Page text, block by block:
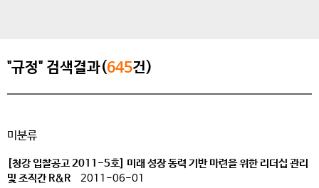
"규정" 검색결과(645건)
미분류
[청강 입찰공고 2011-5호] 미래 성장 동력 기반 마련을 위한 리더십 관리
및 조직간 R&R
2011-06-01